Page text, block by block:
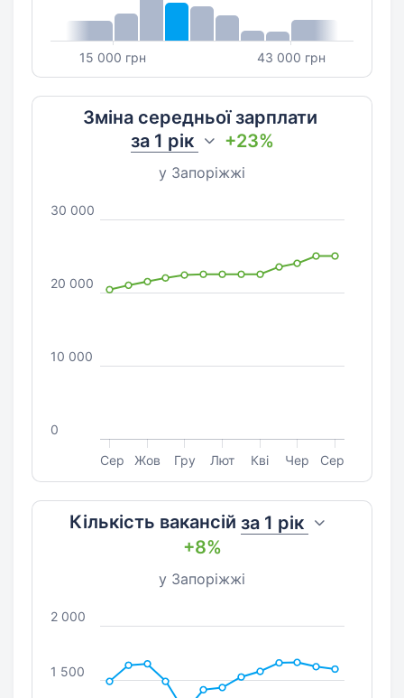
15 000 грн 43 000 грн
Зміна середньої зарплати
за 1 рік +23%
у Запоріжжі
Сер Жов Гру Лют Кві Чер Сер
0
10 000
20 000
30 000
Кількість вакансій за 1 рік
+8%
у Запоріжжі
1 500
2 000